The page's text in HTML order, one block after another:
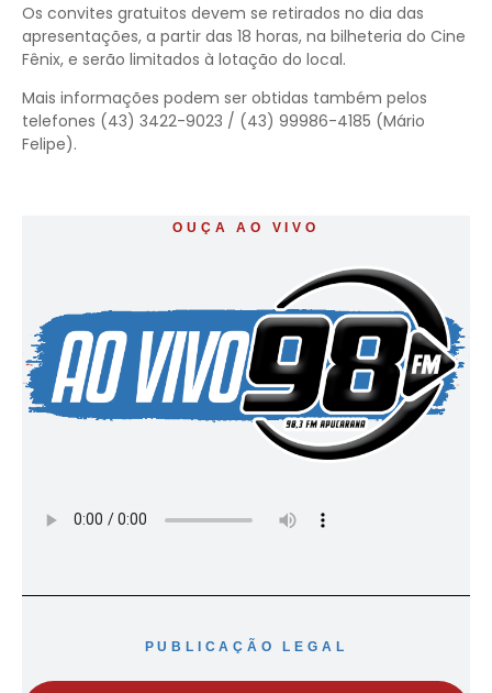
Os convites gratuitos devem se retirados no dia das
apresentações, a partir das 18 horas, na bilheteria do Cine
Fênix, e serão limitados à lotação do local.
Mais informações podem ser obtidas também pelos
telefones (43) 3422-9023 / (43) 99986-4185 (Mário
Felipe).
OUÇA AO VIVO
PUBLICAÇÃO LEGAL